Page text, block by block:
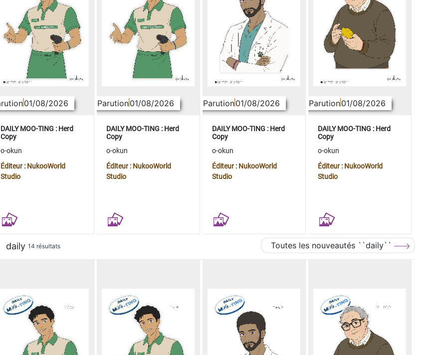
01/08/2026
DAILY MOO-TING : Herd
Copy
o-okun
Éditeur : NukooWorld
Studio
Parution01/08/2026
DAILY MOO-TING : Herd
Copy
o-okun
Éditeur : NukooWorld
Studio
Parution01/08/2026
DAILY MOO-TING : Herd
Copy
o-okun
Éditeur : NukooWorld
Studio
Parution01/08/2026
DAILY MOO-TING : Herd
Copy
o-okun
Éditeur : NukooWorld
Studio
daily 14 résultats Toutes les nouveautés ``daily``